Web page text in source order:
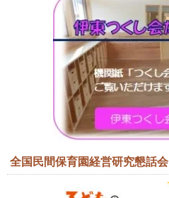
全国民間保育園経営研究懇話会